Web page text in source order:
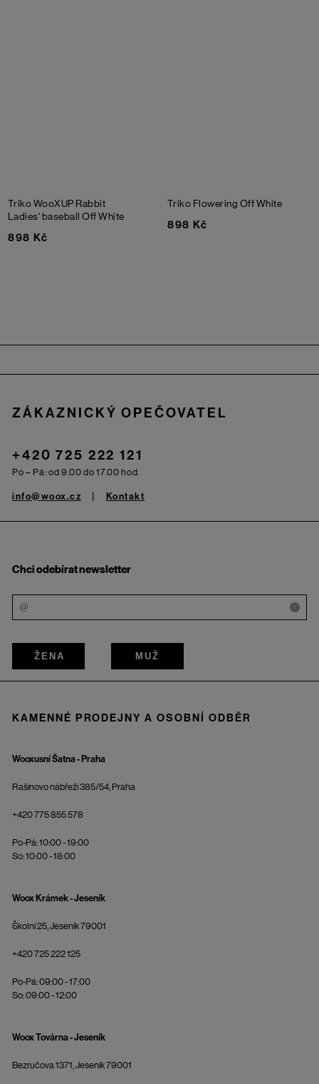
Triko WooXUP Rabbit
Ladies' baseballOff White
898 Kč
Triko Flowering Off White
898 Kč
ZÁKAZNICKÝ OPEČOVATEL
+420 725 222 121
Po – Pá: od 9.00 do 17.00 hod.
info@woox.cz Kontakt
Chci odebírat newsletter
i
ŽENA MUŽ
KAMENNÉ PRODEJNY A OSOBNÍ ODBĚR
Wooxusní Šatna - Praha
Rašínovo nábřeží 385/54, Praha
+420 775 855 578
Po-Pá: 10:00 - 19:00
So: 10:00 - 18:00
Woox Krámek - Jeseník
Školní 25, Jeseník 79001
+420 725 222 125
Po-Pá: 09:00 - 17:00
So: 09:00 - 12:00
Woox Továrna - Jeseník
Bezručova 1371, Jeseník 79001